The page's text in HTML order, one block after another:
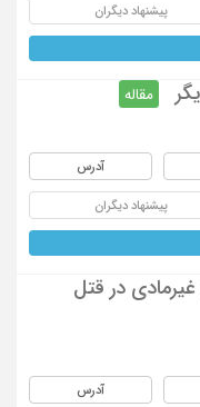
پیشنهاد دیگران
مقاله
آدرس
پیشنهاد دیگران
در قتل
آدرس